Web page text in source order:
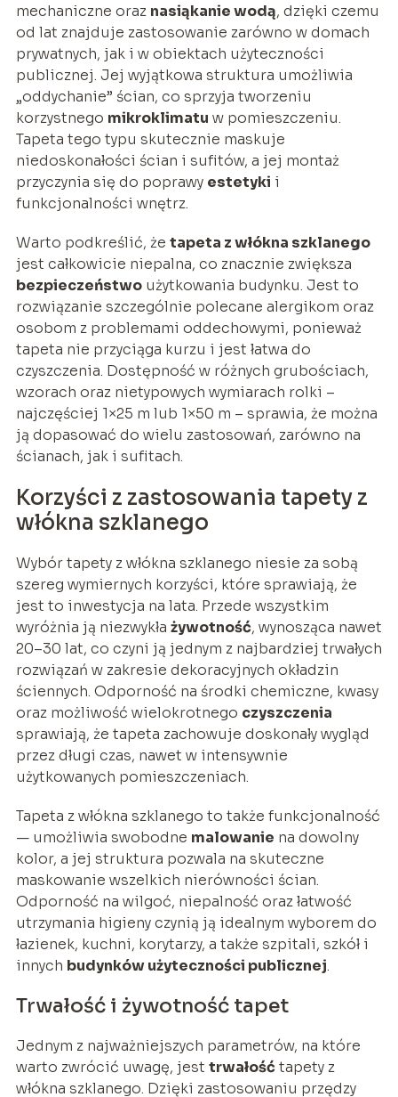
mechaniczne oraz nasiąkanie wodą, dzięki czemu
od lat znajduje zastosowanie zarówno w domach
prywatnych, jak i w obiektach użyteczności
publicznej. Jej wyjątkowa struktura umożliwia
„oddychanie” ścian, co sprzyja tworzeniu
korzystnego mikroklimatu w pomieszczeniu.
Tapeta tego typu skutecznie maskuje
niedoskonałości ścian i sufitów, a jej montaż
przyczynia się do poprawy estetyki i
funkcjonalności wnętrz.
Warto podkreślić, że tapeta z włókna szklanego
jest całkowicie niepalna, co znacznie zwiększa
bezpieczeństwoużytkowania budynku. Jest to
rozwiązanie szczególnie polecane alergikom oraz
osobom z problemami oddechowymi, ponieważ
tapeta nie przyciąga kurzu i jest łatwa do
czyszczenia. Dostępność w różnych grubościach,
wzorach oraz nietypowych wymiarach rolki –
najczęściej 1×25 m lub 1×50 m – sprawia, że można
ją dopasować do wielu zastosowań, zarówno na
ścianach, jak i sufitach.
Korzyści z zastosowania tapety z
włókna szklanego
Wybór tapety z włókna szklanego niesie za sobą
szereg wymiernych korzyści, które sprawiają, że
jest to inwestycja na lata. Przede wszystkim
wyróżnia ją niezwykła żywotność, wynosząca nawet
20–30 lat, co czyni ją jednym z najbardziej trwałych
rozwiązań w zakresie dekoracyjnych okładzin
ściennych. Odporność na środki chemiczne, kwasy
oraz możliwość wielokrotnego czyszczenia
sprawiają, że tapeta zachowuje doskonały wygląd
przez długi czas, nawet w intensywnie
użytkowanych pomieszczeniach.
Tapeta z włókna szklanego to także funkcjonalność
— umożliwia swobodne malowanie na dowolny
kolor, a jej struktura pozwala na skuteczne
maskowanie wszelkich nierówności ścian.
Odporność na wilgoć, niepalność oraz łatwość
utrzymania higieny czynią ją idealnym wyborem do
łazienek, kuchni, korytarzy, a także szpitali, szkół i
innych budynków użyteczności publicznej.
Trwałość i żywotność tapet
Jednym z najważniejszych parametrów, na które
warto zwrócić uwagę, jest trwałośćtapety z
włókna szklanego. Dzięki zastosowaniu przędzy